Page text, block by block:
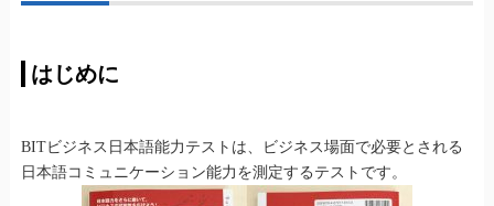
はじめに
BITビジネス日本語能力テストは、ビジネス場面で必要とされる
日本語コミュニケーション能力を測定するテストです。